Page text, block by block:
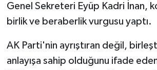
Genel Sekreteri Eyüp Kadri İnan,
birlik ve beraberlik vurgusu yaptı.
AK Parti'nin ayrıştıran değil,
anlayışa sahip olduğunu ifade